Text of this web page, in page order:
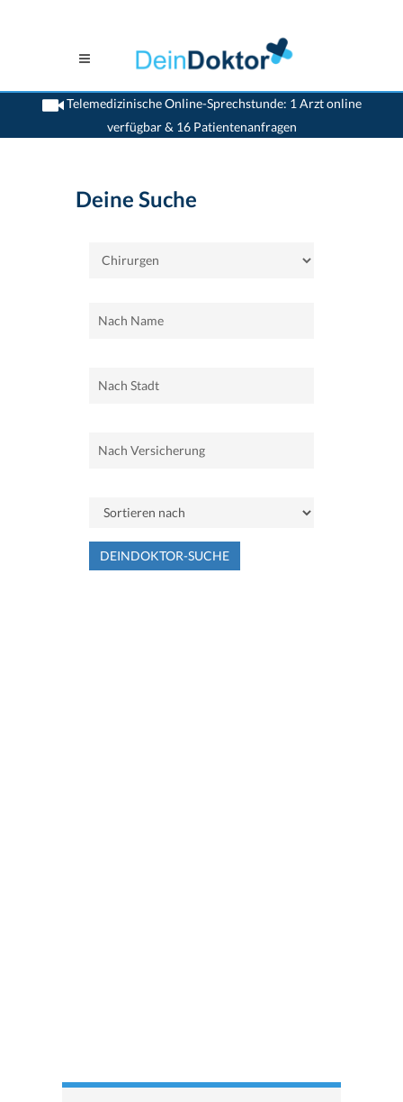
Telemedizinische Online-Sprechstunde: 1 Arzt online
verfügbar & 16 Patientenanfragen
>Home>Chirurgen
Deine Suche
DEINDOKTOR-SUCHE